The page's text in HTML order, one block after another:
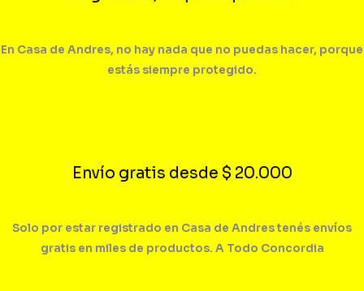
En Casa de Andres, no hay nada que no puedas hacer, porque
estás siempre protegido.
Envío gratis desde $ 20.000
Solo por estar registrado en Casa de Andres tenés envíos
gratis en miles de productos. A Todo Concordia